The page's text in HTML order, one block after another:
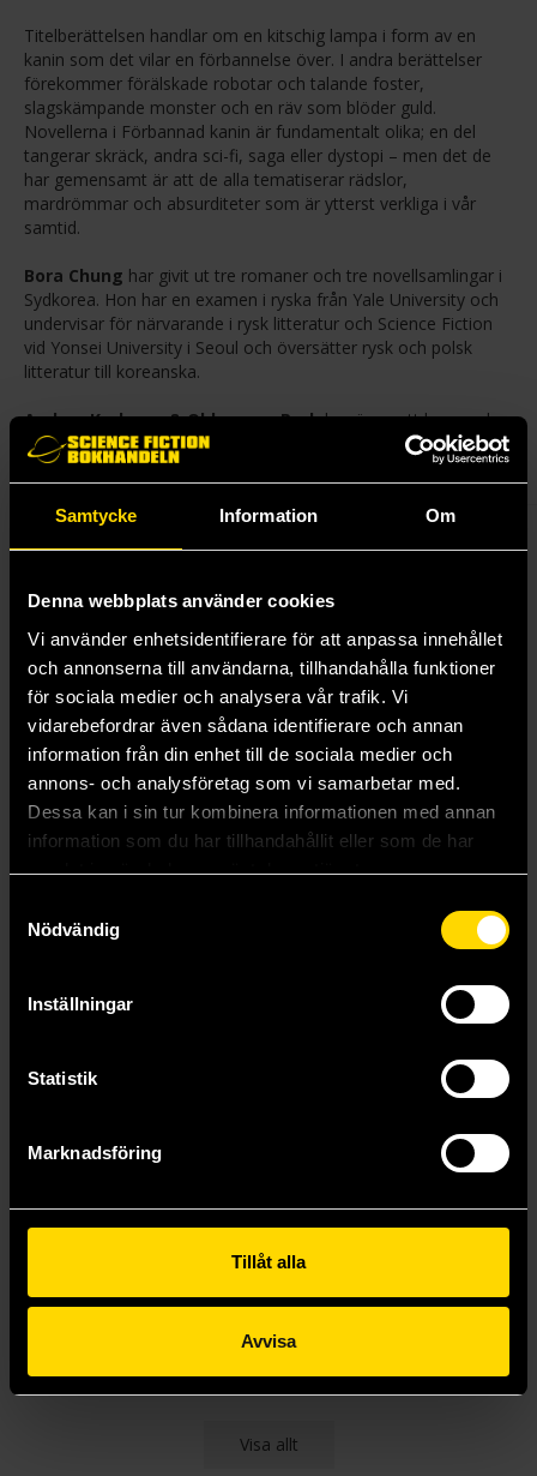
Samtycke Information Om
Denna webbplats använder cookies
Vi använder enhetsidentifierare för att anpassa innehållet
och annonserna till användarna, tillhandahålla funktioner
för sociala medier och analysera vår trafik. Vi
vidarebefordrar även sådana identifierare och annan
information från din enhet till de sociala medier och
annons- och analysföretag som vi samarbetar med.
Dessa kan i sin tur kombinera informationen med annan
information som du har tillhandahållit eller som de har
samlat in när du har använt deras tjänster.
Nödvändig
Inställningar
Statistik
Marknadsföring
Tillåt alla
Avvisa
Titelberättelsen handlar om en kitschig lampa i form av en
kanin som det vilar en förbannelse över. I andra berättelser
förekommer förälskade robotar och talande foster,
slagskämpande monster och en räv som blöder guld.
Novellerna i Förbannad kanin är fundamentalt olika; en del
tangerar skräck, andra sci-fi, saga eller dystopi – men det de
har gemensamt är att de alla tematiserar rädslor,
mardrömmar och absurditeter som är ytterst verkliga i vår
samtid.
Bora Chung har givit ut tre romaner och tre novell­samlingar i
Sydkorea. Hon har en examen i ryska från Yale University och
undervisar för närvarande i rysk litteratur och Science Fiction
vid Yonsei University i Seoul och översätter rysk och polsk
litteratur till koreanska.
Anders Karlsson & Okkyoung Parkhar översatt ­­koreansk
litteratur i över 20 år. De ligger bland annat bakom några av de
svenska översättningarna av Nobelpristagaren Han Kang.
Pocket (2026)
110 krLäs mer
Mer från Bora Chung
The Midnight Timetable
Bora Chung
Cursed Bunny : Stories
Bora Chung
259 kr
Visa allt